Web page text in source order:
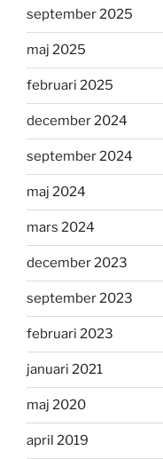
september 2025
maj 2025
februari 2025
december 2024
september 2024
maj 2024
mars 2024
december 2023
september 2023
februari 2023
januari 2021
maj 2020
april 2019